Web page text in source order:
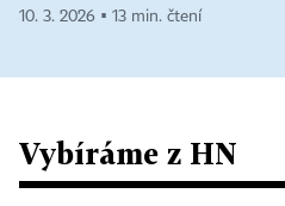
10. 3. 2026 ▪ 13 min. čtení
Vybíráme z HN